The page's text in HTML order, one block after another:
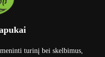
turinį bei skelbimus,